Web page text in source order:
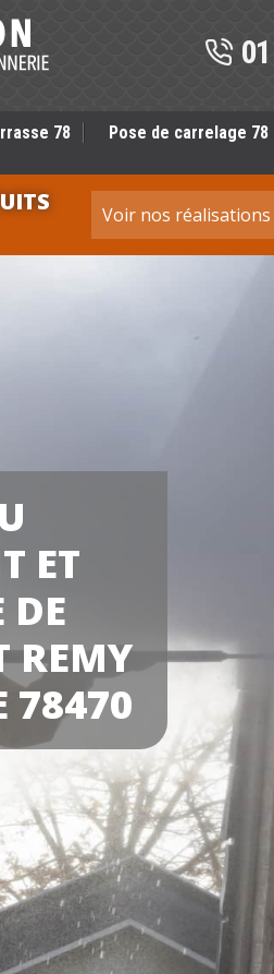
78 Pose de carrelage 78
Voir nos réalisations
ET
DE
REMY
78470